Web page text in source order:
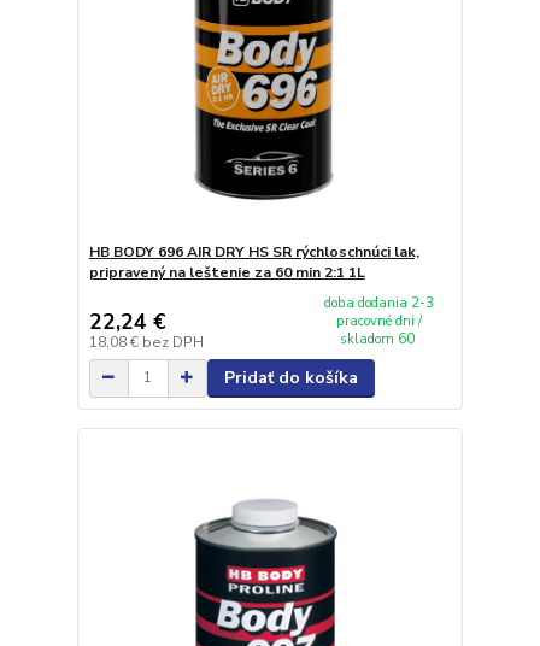
HB BODY 696 AIR DRY HS SR rýchloschnúci lak,
pripravený na leštenie za 60 min 2:1 1L
22,24 €
18,08 € bez DPH
doba dodania 2-3
pracovné dni /
skladom 60
Pridať do košíka